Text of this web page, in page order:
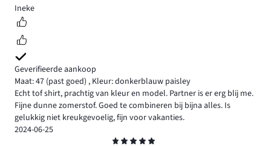
4
Ineke
Geverifieerde aankoop
Maat: 47 (past goed) , Kleur: donkerblauw paisley
Echt tof shirt, prachtig van kleur en model. Partner is er erg blij me.
Fijne dunne zomerstof. Goed te combineren bij bijna alles. Is
gelukkig niet kreukgevoelig, fijn voor vakanties.
2024-06-25